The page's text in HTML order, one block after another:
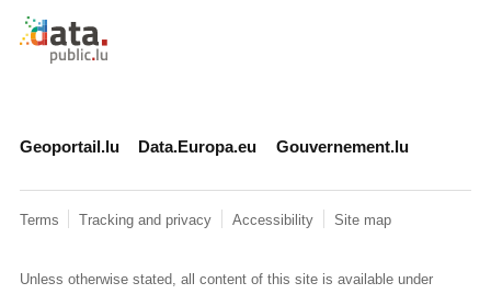
Retour à l'accueil de data.public.lu
Geoportail.lu Data.Europa.eu Gouvernement.lu
Terms Tracking and privacy Accessibility Site map
Unless otherwise stated, all content of this site is available under